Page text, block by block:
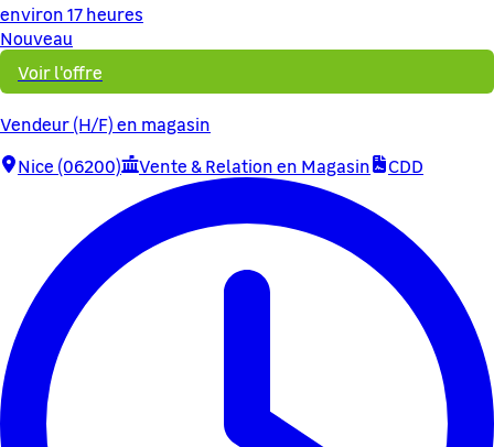
environ 17 heures
Nouveau
Voir l'offre
Vendeur (H/F) en magasin
Nice (06200)
Vente & Relation en Magasin CDD